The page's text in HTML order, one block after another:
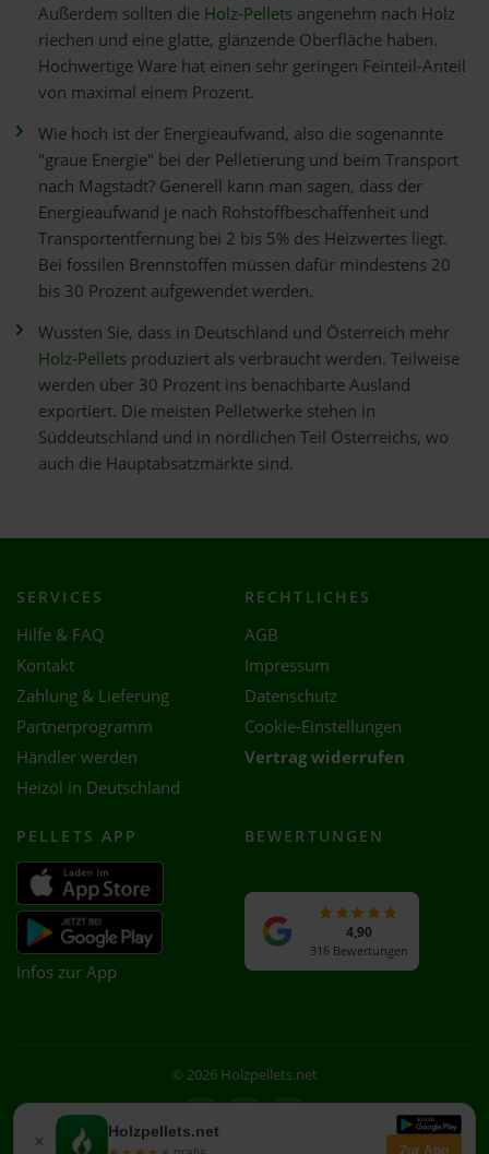
Außerdem sollten die Holz-Pellets angenehm nach Holz
riechen und eine glatte, glänzende Oberfläche haben.
Hochwertige Ware hat einen sehr geringen Feinteil-Anteil
von maximal einem Prozent.
Wie hoch ist der Energieaufwand, also die sogenannte
"graue Energie" bei der Pelletierung und beim Transport
nach Magstadt? Generell kann man sagen, dass der
Energieaufwand je nach Rohstoffbeschaffenheit und
Transportentfernung bei 2 bis 5% des Heizwertes liegt.
Bei fossilen Brennstoffen müssen dafür mindestens 20
bis 30 Prozent aufgewendet werden.
Wussten Sie, dass in Deutschland und Österreich mehr
Holz-Pellets produziert als verbraucht werden. Teilweise
werden über 30 Prozent ins benachbarte Ausland
exportiert. Die meisten Pelletwerke stehen in
Süddeutschland und in nördlichen Teil Österreichs, wo
auch die Hauptabsatzmärkte sind.
× Holzpellets.net
Zur App
SERVICES
Hilfe & FAQ
Kontakt
Zahlung & Lieferung
Partnerprogramm
Händler werden
Heizöl in Deutschland
RECHTLICHES
AGB
Impressum
Datenschutz
Cookie-Einstellungen
Vertrag widerrufen
PELLETS APP
Infos zur App
BEWERTUNGEN
4,90
316 Bewertungen
© 2026 Holzpellets.net
Facebook